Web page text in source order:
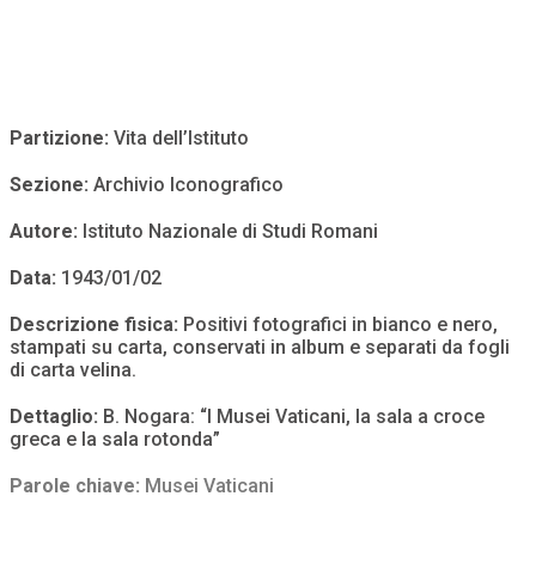
Partizione: Vita dell’Istituto
Sezione: Archivio Iconografico
Autore: Istituto Nazionale di Studi Romani
Data: 1943/01/02
Descrizione fisica: Positivi fotografici in bianco e nero,
stampati su carta, conservati in album e separati da fogli
di carta velina.
Dettaglio: B. Nogara: “I Musei Vaticani, la sala a croce
greca e la sala rotonda”
Parole chiave: Musei Vaticani